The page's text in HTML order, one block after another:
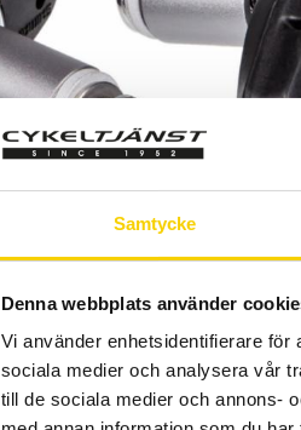
Samtycke
Denna webbplats använder
Vi använder enhetsidentifierare för
sociala medier och analysera vår
till de sociala medier och annons-